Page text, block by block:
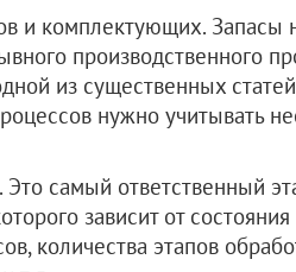
и комплектующих. Запасы
производственного
из существенных
нужно учитывать
самый ответственный
зависит от
количества этапов